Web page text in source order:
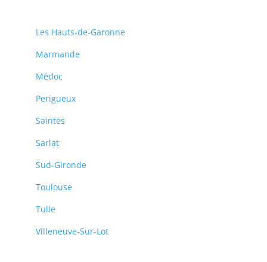
Les Hauts-de-Garonne
Marmande
Médoc
Perigueux
Saintes
Sarlat
Sud-Gironde
Toulouse
Tulle
Villeneuve-Sur-Lot